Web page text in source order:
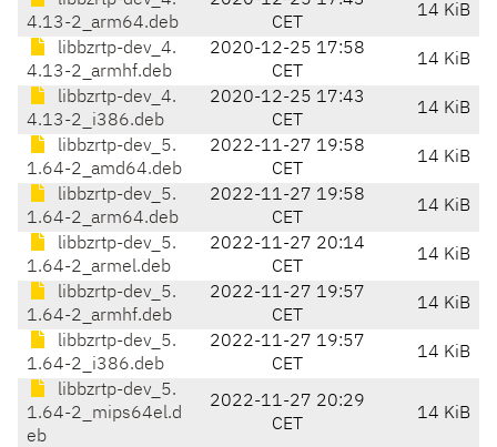
4.13-2_arm64.deb
CET
14 KiB
libbzrtp-dev_4.
4.13-2_armhf.deb
2020-12-25 17:58
CET
14 KiB
libbzrtp-dev_4.
4.13-2_i386.deb
2020-12-25 17:43
CET
14 KiB
libbzrtp-dev_5.
1.64-2_amd64.deb
2022-11-27 19:58
CET
14 KiB
libbzrtp-dev_5.
1.64-2_arm64.deb
2022-11-27 19:58
CET
14 KiB
libbzrtp-dev_5.
1.64-2_armel.deb
2022-11-27 20:14
CET
14 KiB
libbzrtp-dev_5.
1.64-2_armhf.deb
2022-11-27 19:57
CET
14 KiB
libbzrtp-dev_5.
1.64-2_i386.deb
2022-11-27 19:57
CET
14 KiB
libbzrtp-dev_5.
1.64-2_mips64el.d
eb
2022-11-27 20:29
CET
14 KiB